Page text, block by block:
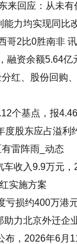
来回应：从未
力均实现同比
哥2比0胜南非
融资余额5.64亿
红、股份回购
个基点，报
股东应占溢利
雷阵雨_动态
收入9.9万元
实施方案
亏损约400万港
力北京外迁企
布，2026年6月